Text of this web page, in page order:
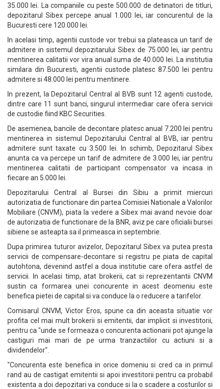
35.000 lei. La companiile cu peste 500.000 de detinatori de titluri,
depozitarul Sibex percepe anual 1.000 lei, iar concurentul de la
Bucuresti cere 120.000 lei.
In acelasi timp, agentii custode vor trebui sa plateasca un tarif de
admitere in sistemul depozitarului Sibex de 75.000 lei, iar pentru
mentinerea calitatii vor vira anual suma de 40.000 lei. La institutia
similara din Bucuresti, agentii custode platesc 87.500 lei pentru
admitere si 48.000 lei pentru mentinere.
In prezent, la Depozitarul Central al BVB sunt 12 agenti custode,
dintre care 11 sunt banci, singurul intermediar care ofera servicii
de custodie fiind KBC Securities.
De asemenea, bancile de decontare platesc anual 7.200 lei pentru
mentinerea in sistemul Depozitarului Central al BVB, iar pentru
admitere sunt taxate cu 3.500 lei. In schimb, Depozitarul Sibex
anunta ca va percepe un tarif de admitere de 3.000 lei, iar pentru
mentinerea calitatii de participant compensator va incasa in
fiecare an 5.000 lei.
Depozitarului Central al Bursei din Sibiu a primit miercuri
autorizatia de functionare din partea Comisiei Nationale a Valorilor
Mobiliare (CNVM), piata la vedere a Sibex mai avand nevoie doar
de autorizatia de functionare de la BNR, aviz pe care oficialii bursei
sibiene se asteapta sa il primeasca in septembrie.
Dupa primirea tuturor avizelor, Depozitarul Sibex va putea presta
servicii de compensare-decontare si registru pe piata de capital
autohtona, devenind astfel a doua institutie care ofera astfel de
servicii. In acelasi timp, atat brokerii, cat si reprezentantii CNVM
sustin ca formarea unei concurente in acest deomeniu este
benefica pietei de capital si va conduce la o reducere a tarifelor.
Comisarul CNVM, Victor Eros, spune ca din aceasta situatie vor
profita cel mai mult brokerii si emitentii, dar implicit si investitorii,
pentru ca "unde se formeaza o concurenta actionarii pot ajunge la
castiguri mai mari de pe urma tranzactiilor cu actiuni si a
dividendelor".
"Concurenta este benefica in orice domeniu si cred ca in primul
rand au de castigat emitentii si apoi investitorii pentru ca probabil
existenta a doi depozitari va conduce si la o scadere a costurilor si